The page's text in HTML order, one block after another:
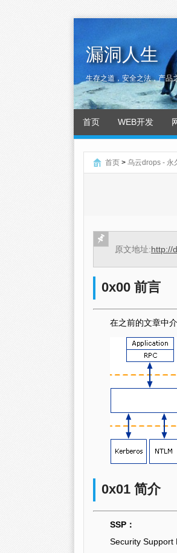
漏洞人生
生存之道，安全之法，产品
首页 WEB开发
首页 > 乌云drops - 永
原文地址:http://
0x00 前言
在之前的文章中
0x01 简介
SSP：
Security Support